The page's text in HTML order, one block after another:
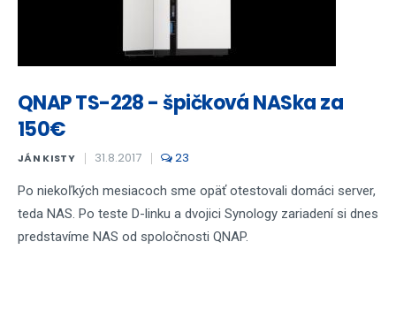
QNAP TS-228 - špičková NASka za
150€
JÁN KISTY 31.8.2017 23
Po niekoľkých mesiacoch sme opäť otestovali domáci server,
teda NAS. Po teste D-linku a dvojici Synology zariadení si dnes
predstavíme NAS od spoločnosti QNAP.